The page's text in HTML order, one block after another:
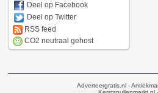
Deel op Facebook
Deel op Twitter
RSS feed
CO2 neutraal gehost
Adverteergratis.nl -